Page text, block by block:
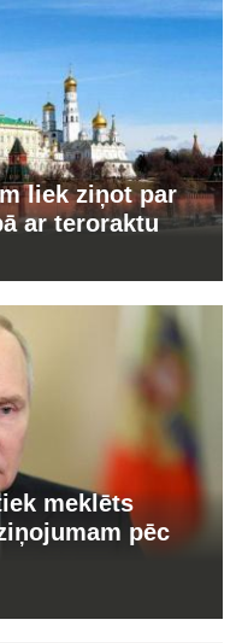
liek ziņot par
ar teroraktu
meklēts
pēc